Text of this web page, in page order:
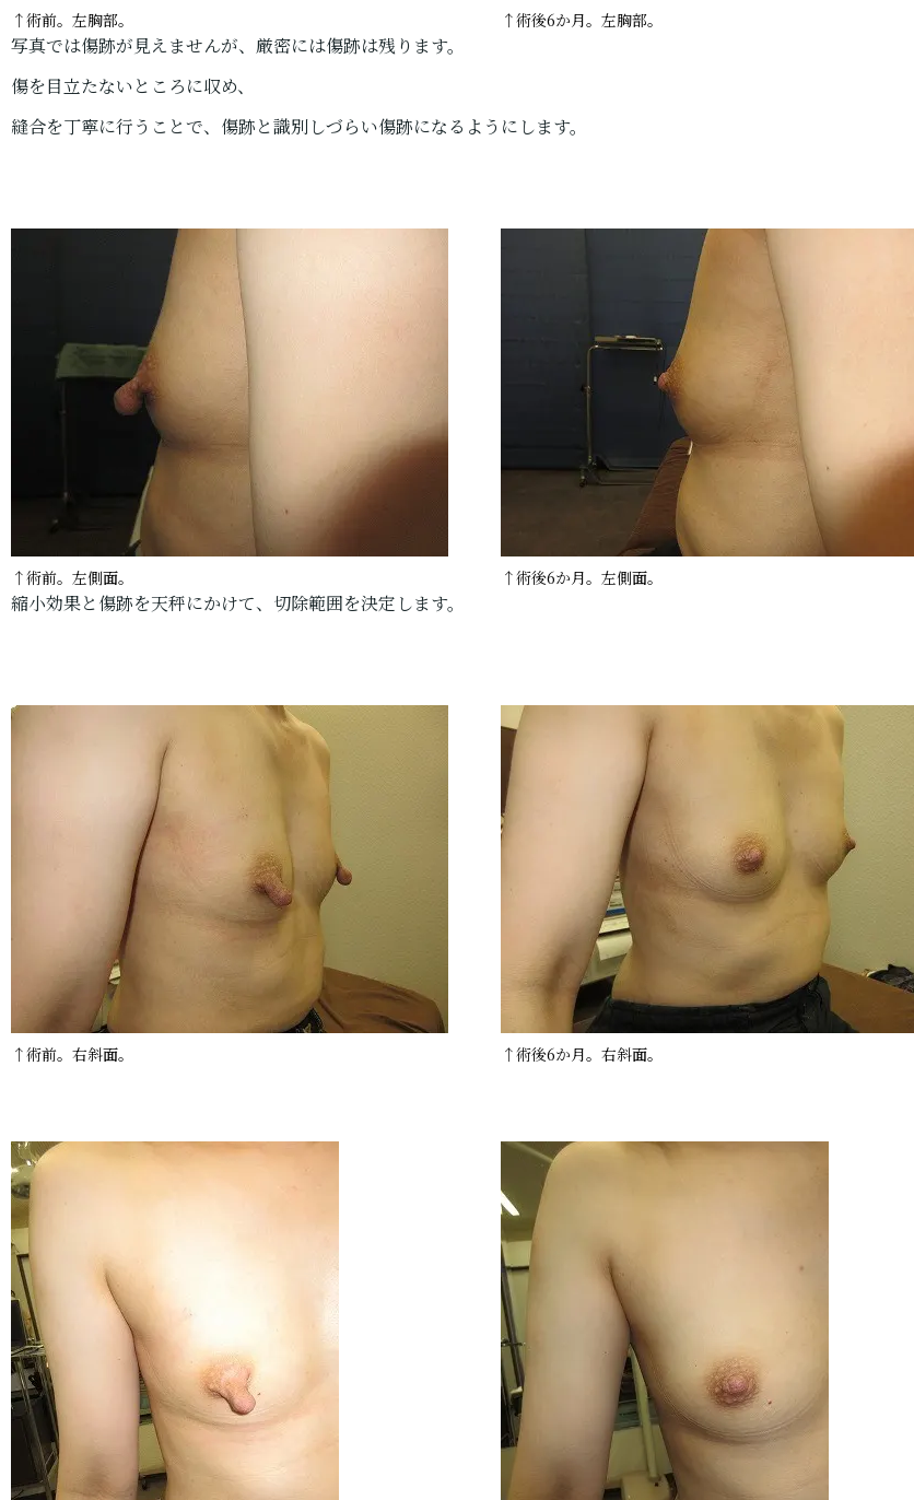
↑術前。左胸部。 ↑術後6か月。左胸部。
写真では傷跡が見えませんが、厳密には傷跡は残ります。
傷を目立たないところに収め、
縫合を丁寧に行うことで、傷跡と識別しづらい傷跡になるようにします。
↑術前。左側面。 ↑術後6か月。左側面。
縮小効果と傷跡を天秤にかけて、切除範囲を決定します。
↑術前。右斜面。 ↑術後6か月。右斜面。